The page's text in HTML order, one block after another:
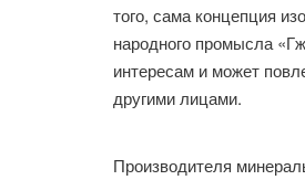
того, сама концепция
народного промысла
интересам и может
другими лицами.
Производителя